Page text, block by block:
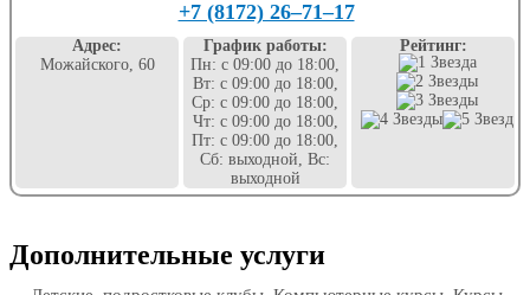
+7 (8172) 26‒71‒17
Адрес:
Можайского, 60
График работы:
Пн: с 09:00 до 18:00,
Вт: с 09:00 до 18:00,
Ср: с 09:00 до 18:00,
Чт: с 09:00 до 18:00,
Пт: с 09:00 до 18:00,
Сб: выходной, Вс:
выходной
Рейтинг:
Дополнительные услуги